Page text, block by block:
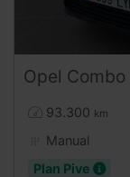
Opel Combo
93.300 km
Manual
Plan Pive